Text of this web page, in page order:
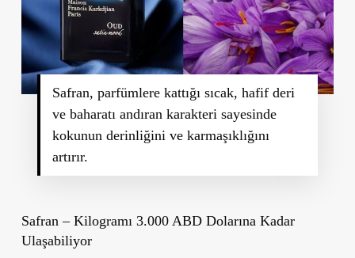
Safran, parfümlere kattığı sıcak, hafif deri
ve baharatı andıran karakteri sayesinde
kokunun derinliğini ve karmaşıklığını
artırır.
Safran – Kilogramı 3.000 ABD Dolarına Kadar
Ulaşabiliyor